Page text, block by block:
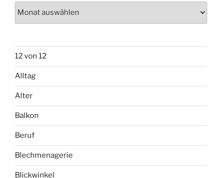
12 von 12
Alltag
Alter
Balkon
Beruf
Blechmenagerie
Blickwinkel